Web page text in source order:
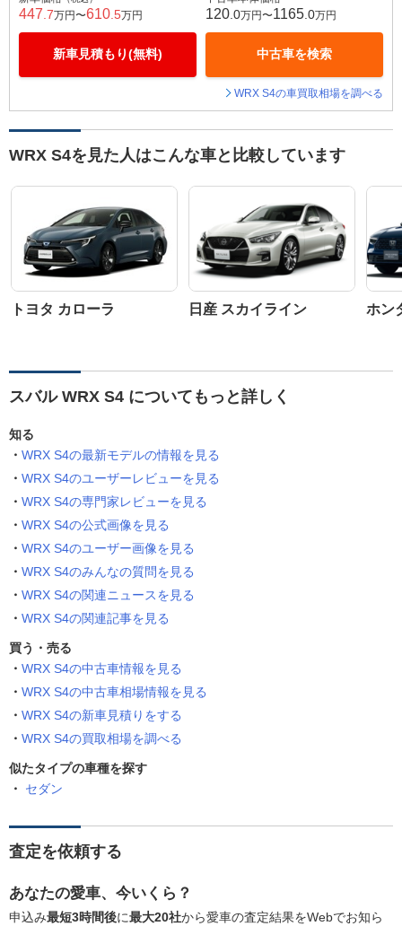
447 .7万円〜610 .5万円
新車見積もり(無料)
120 .0万円〜1165 .0万円
中古車を検索
WRX S4の車買取相場を調べる
WRX S4を見た人はこんな車と比較しています
トヨタ カローラ 日産 スカイライン ホン
スバル WRX S4 についてもっと詳しく
知る
WRX S4の最新モデルの情報を見る
WRX S4のユーザーレビューを見る
WRX S4の専門家レビューを見る
WRX S4の公式画像を見る
WRX S4のユーザー画像を見る
WRX S4のみんなの質問を見る
WRX S4の関連ニュースを見る
WRX S4の関連記事を見る
買う・売る
WRX S4の中古車情報を見る
WRX S4の中古車相場情報を見る
WRX S4の新車見積りをする
WRX S4の買取相場を調べる
似たタイプの車種を探す
セダン
査定を依頼する
あなたの愛車、今いくら？
申込み最短3時間後に最大20社から愛車の査定結果をWebでお知ら